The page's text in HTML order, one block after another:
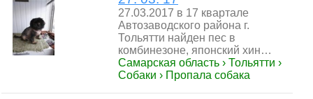
27.03.2017 в 17 квартале
Автозаводского района г.
Тольятти найден пес в
комбинезоне, японский хин…
Самарская область › Тольятти ›
Собаки › Пропала собака